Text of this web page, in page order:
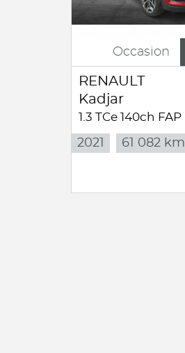
Occasion
RENAULT
Kadjar
2021 61 082 km